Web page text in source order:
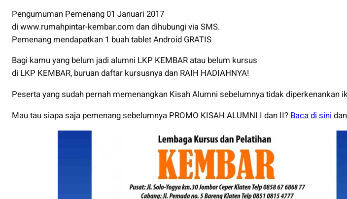
Pengumuman Pemenang 01 Januari 2017
di www.rumahpintar-kembar.com dan dihubungi via SMS.
Pemenang mendapatkan 1 buah tablet Android GRATIS
Bagi kamu yang belum jadi alumni LKP KEMBAR atau belum kursus
di LKP KEMBAR, buruan daftar kursusnya dan RAIH HADIAHNYA!
Peserta yang sudah pernah memenangkan Kisah Alumni sebelumnya tidak diperkenankan
Mau tau siapa saja pemenang sebelumnya PROMO KISAH ALUMNI I dan II? Baca di sini dan